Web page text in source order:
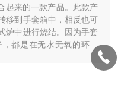
起来的一款产品。此款产
移到手套箱中，相反也可
炉中进行烧结。因为手套
都是在无水无氧的环境